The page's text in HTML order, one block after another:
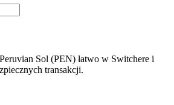
Sol (PEN) łatwo w Switchere i
transakcji.